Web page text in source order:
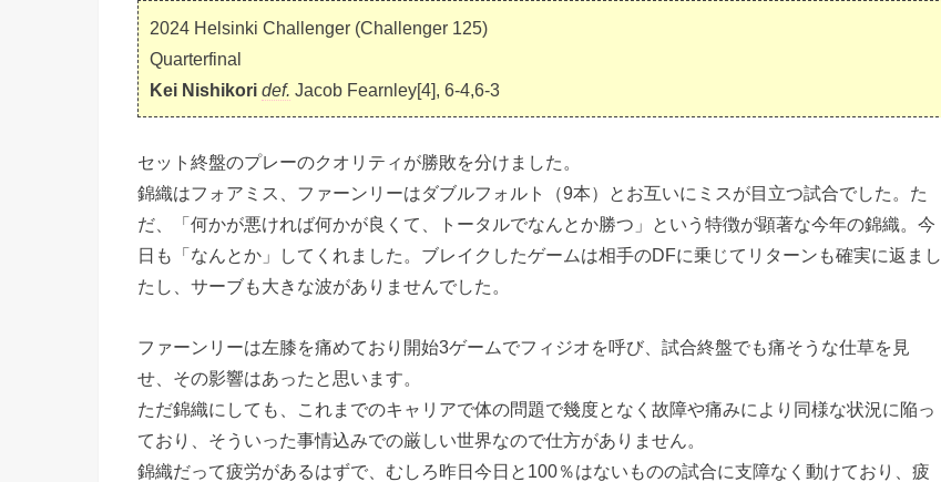
2024 Helsinki Challenger (Challenger 125)
Quarterfinal
Kei Nishikori def. Jacob Fearnley[4], 6-4,6-3
セット終盤のプレーのクオリティが勝敗を分けました。
錦織はフォアミス、ファーンリーはダブルフォルト（9本）とお互いにミスが目立つ試合でした。た
だ、「何かが悪ければ何かが良くて、トータルでなんとか勝つ」という特徴が顕著な今年の錦織。今
日も「なんとか」してくれました。ブレイクしたゲームは相手のDFに乗じてリターンも確実に返まし
たし、サーブも大きな波がありませんでした。
ファーンリーは左膝を痛めており開始3ゲームでフィジオを呼び、試合終盤でも痛そうな仕草を見
せ、その影響はあったと思います。
ただ錦織にしても、これまでのキャリアで体の問題で幾度となく故障や痛みにより同様な状況に陥っ
ており、そういった事情込みでの厳しい世界なので仕方がありません。
錦織だって疲労があるはずで、むしろ昨日今日と100％はないものの試合に支障なく動けており、疲